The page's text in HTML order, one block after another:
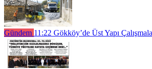
Gündem 11:22 Gökköy’de Üst Yapı